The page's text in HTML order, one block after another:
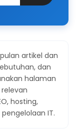
artikel dan
dan
halaman
hosting,
IT.